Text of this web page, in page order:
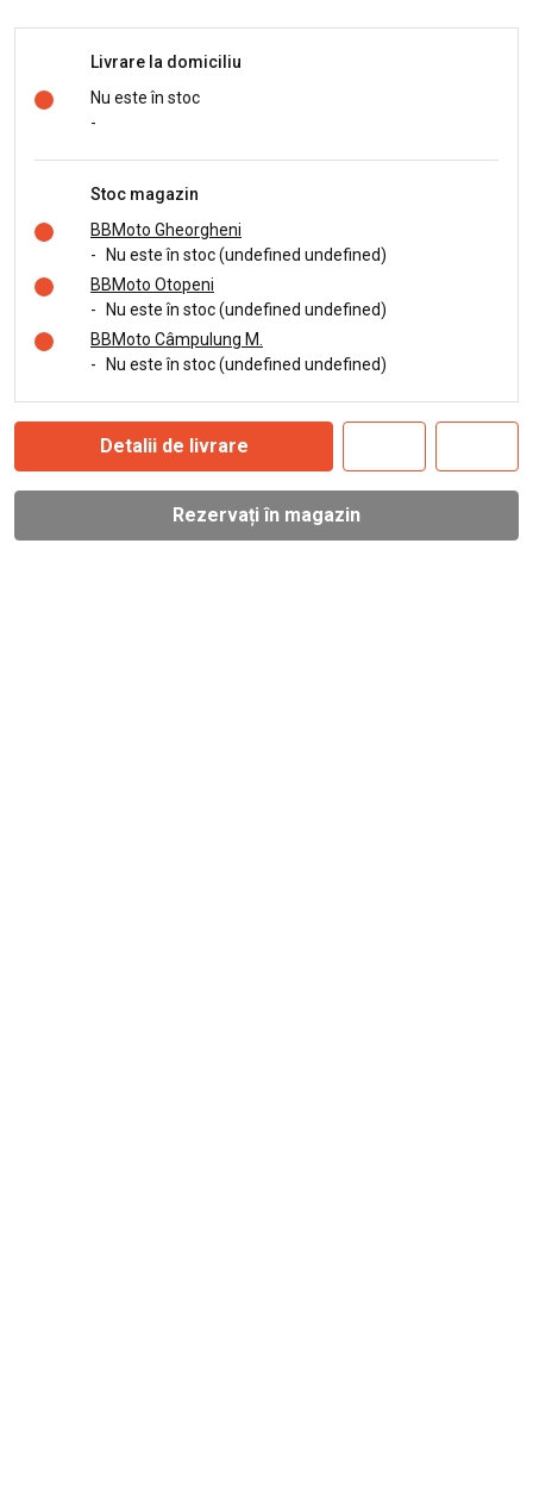
Livrare la domiciliu
Nu este în stoc
-
Stoc magazin
BBMoto Gheorgheni
-
Nu este în stoc (undefined undefined)
BBMoto Otopeni
-
Nu este în stoc (undefined undefined)
BBMoto Câmpulung M.
-
Nu este în stoc (undefined undefined)
Detalii de livrare
Rezervați în magazin